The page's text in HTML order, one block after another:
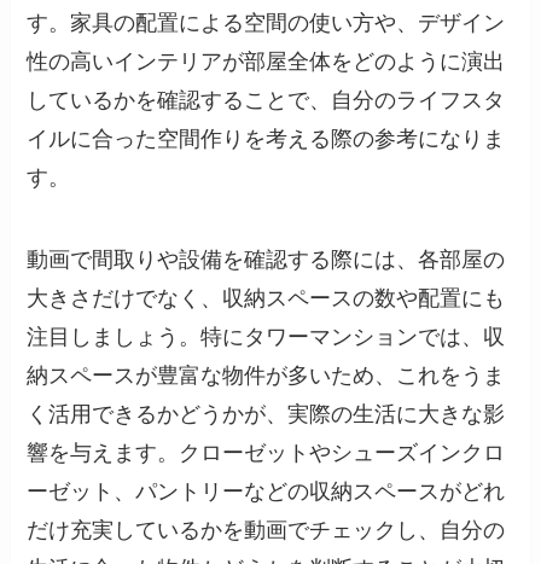
す。家具の配置による空間の使い方や、デザイン
性の高いインテリアが部屋全体をどのように演出
しているかを確認することで、自分のライフスタ
イルに合った空間作りを考える際の参考になりま
す。
動画で間取りや設備を確認する際には、各部屋の
大きさだけでなく、収納スペースの数や配置にも
注目しましょう。特にタワーマンションでは、収
納スペースが豊富な物件が多いため、これをうま
く活用できるかどうかが、実際の生活に大きな影
響を与えます。クローゼットやシューズインクロ
ーゼット、パントリーなどの収納スペースがどれ
だけ充実しているかを動画でチェックし、自分の